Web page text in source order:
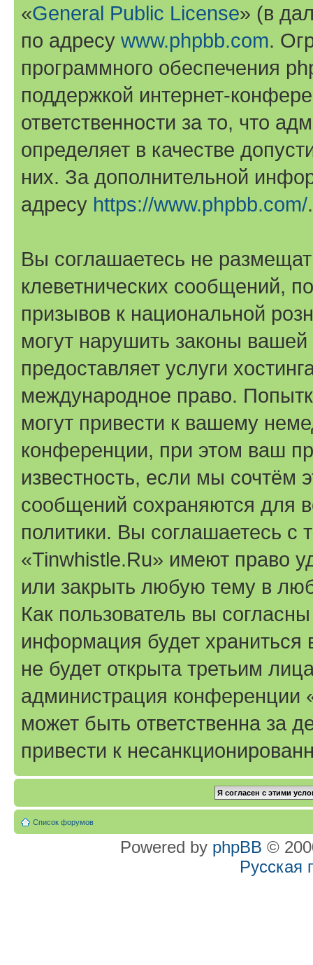
«General Public License» (в
по адресу www.phpbb.com.
программного обеспечения
поддержкой интернет-
ответственности за то, что
определяет в качестве
них. За дополнительной
адресу https://www.phpbb.com/.
Вы соглашаетесь не
клеветнических сообщений,
призывов к национальной
могут нарушить законы
предоставляет услуги
международное право.
могут привести к вашему
конференции, при этом ваш
известность, если мы сочтём
сообщений сохраняются для
политики. Вы соглашаетесь
«Tinwhistle.Ru» имеют право
или закрыть любую тему в
Как пользователь вы
информация будет
не будет открыта третьим
администрация конференции
может быть ответственна за
привести к
Список форумов
Powered by phpBB ©
Русская